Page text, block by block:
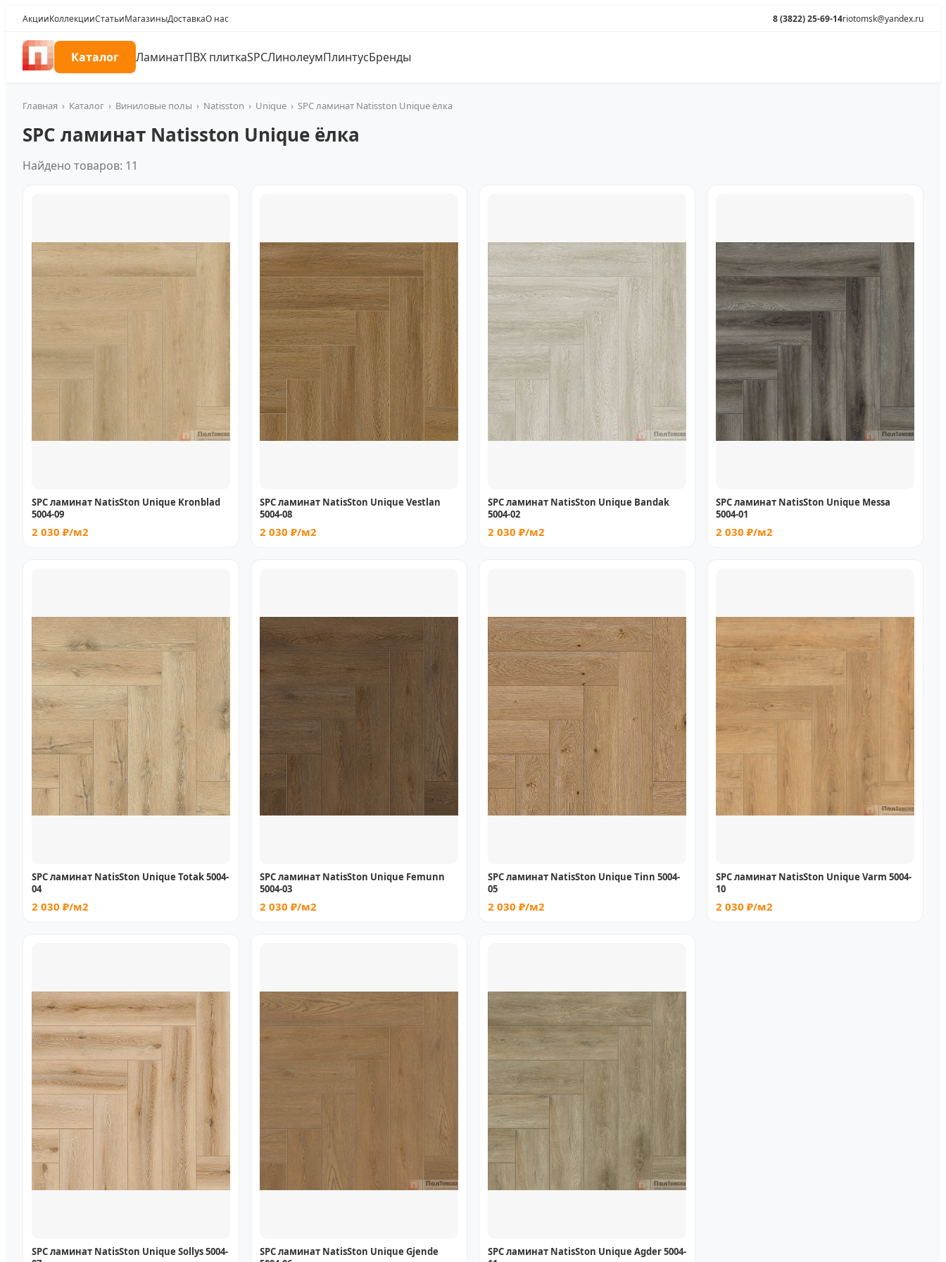
АкцииКоллекцииСтатьиМагазиныДоставкаО нас 8 (3822) 25-69-14riotomsk@yandex.ru
Каталог ЛаминатПВХ плиткаSPCЛинолеумПлинтусБренды
Главная › Каталог › Виниловые полы › Natisston › Unique › SPC ламинат Natisston Unique ёлка
SPC ламинат Natisston Unique ёлка
Найдено товаров: 11
SPC ламинат NatisSton Unique Kronblad
5004-09
2 030 ₽/м2
SPC ламинат NatisSton Unique Vestlan
5004-08
2 030 ₽/м2
SPC ламинат NatisSton Unique Bandak
5004-02
2 030 ₽/м2
SPC ламинат NatisSton Unique Messa
5004-01
2 030 ₽/м2
SPC ламинат NatisSton Unique Totak 5004-
04
2 030 ₽/м2
SPC ламинат NatisSton Unique Femunn
5004-03
2 030 ₽/м2
SPC ламинат NatisSton Unique Tinn 5004-
05
2 030 ₽/м2
SPC ламинат NatisSton Unique Varm 5004-
10
2 030 ₽/м2
SPC ламинат NatisSton Unique Sollys 5004-
SPC ламинат NatisSton Unique Gjende
SPC ламинат NatisSton Unique Agder 5004-